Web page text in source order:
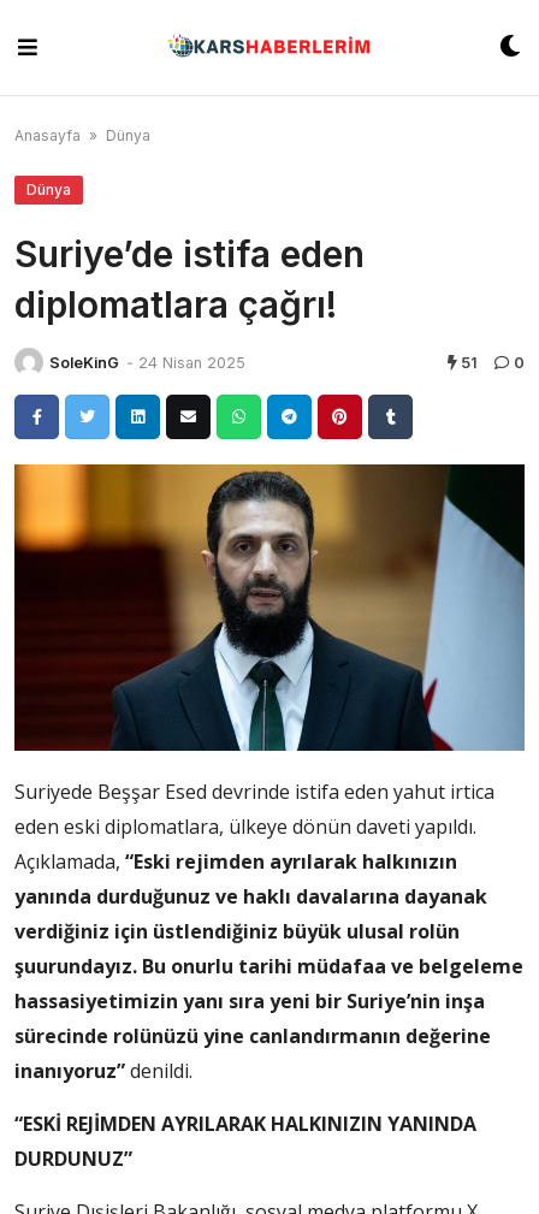
content
Anasayfa » Dünya
Dünya
Suriye’de istifa eden
diplomatlara çağrı!
SoleKinG - 24 Nisan 2025 51 0
Suriyede Beşşar Esed devrinde istifa eden yahut irtica
eden eski diplomatlara, ülkeye dönün daveti yapıldı.
Açıklamada, “Eski rejimden ayrılarak halkınızın
yanında durduğunuz ve haklı davalarına dayanak
verdiğiniz için üstlendiğiniz büyük ulusal rolün
şuurundayız. Bu onurlu tarihi müdafaa ve belgeleme
hassasiyetimizin yanı sıra yeni bir Suriye’nin inşa
sürecinde rolünüzü yine canlandırmanın değerine
inanıyoruz”denildi.
“ESKİ REJİMDEN AYRILARAK HALKINIZIN YANINDA
DURDUNUZ”